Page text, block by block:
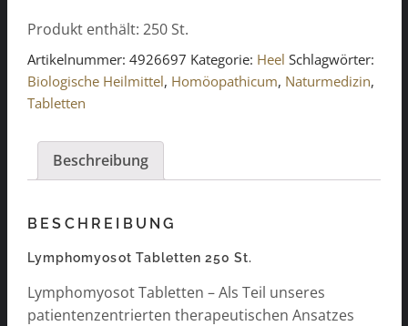
St.
Menge
Produkt enthält: 250 St.
Artikelnummer: 4926697 Kategorie: Heel Schlagwörter:
Biologische Heilmittel, Homöopathicum, Naturmedizin,
Tabletten
Beschreibung
BESCHREIBUNG
Lymphomyosot Tabletten 250 St.
Lymphomyosot Tabletten – Als Teil unseres
patientenzentrierten therapeutischen Ansatzes